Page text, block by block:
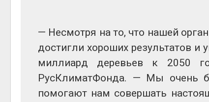
— Несмотря на то, что нашей
достигли хороших результатов
миллиард деревьев к 2050
РусКлиматФонда. — Мы очень
помогают нам совершать